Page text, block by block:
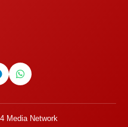
Media Network